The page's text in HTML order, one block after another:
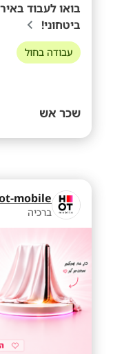
בואו לעבוד
ביטחוני!
עבודה בחול
שכר אש
mobile
ברכיה